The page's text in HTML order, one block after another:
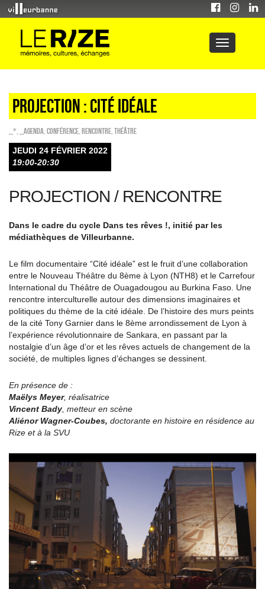
Projection : Cité idéale
_* _Agenda Conférence Rencontre Théâtre
JEUDI 24 FÉVRIER 2022
19:00-20:30
PROJECTION / RENCONTRE
Dans le cadre du cycle Dans tes rêves !, initié par les
médiathèques de Villeurbanne.
Le film documentaire “Cité idéale” est le fruit d’une collaboration
entre le Nouveau Théâtre du 8ème à Lyon (NTH8) et le Carrefour
International du Théâtre de Ouagadougou au Burkina Faso. Une
rencontre interculturelle autour des dimensions imaginaires et
politiques du thème de la cité idéale. De l’histoire des murs peints
de la cité Tony Garnier dans le 8ème arrondissement de Lyon à
l’expérience révolutionnaire de Sankara, en passant par la
nostalgie d’un âge d’or et les rêves actuels de changement de la
société, de multiples lignes d’échanges se dessinent.
En présence de :
Maëlys Meyer, réalisatrice
Vincent Bady , metteur en scène
Aliénor Wagner-Coubes, doctorante en histoire en résidence au
Rize et à la SVU